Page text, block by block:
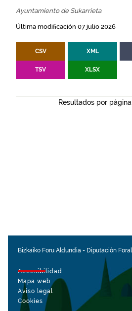
Ayuntamiento de Sukarrieta
Última modificación 07 julio 2026
CSV XML
TSV XLSX
Resultados por página
Bizkaiko Foru Aldundia - Diputación
Accesibilidad
Mapa web
Aviso legal
Cookies